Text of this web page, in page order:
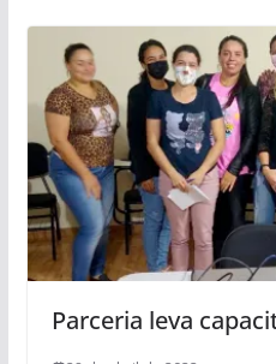
Parceria leva